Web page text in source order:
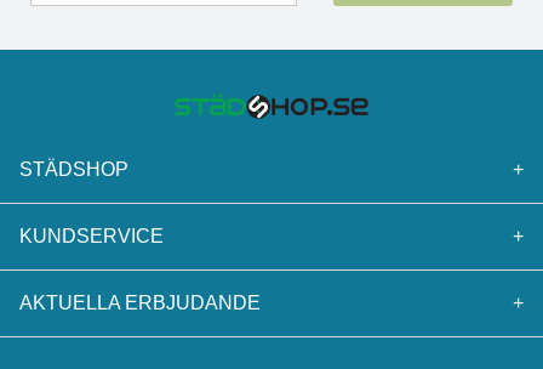
STÄDSHOP +
KUNDSERVICE +
AKTUELLA ERBJUDANDE +